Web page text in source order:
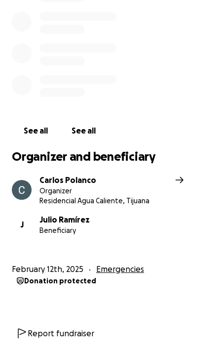
See all See all
Organizer and beneficiary
Carlos Polanco
Organizer
Residencial Agua Caliente, Tijuana
J
Julio Ramírez
Beneficiary
February 12th, 2025 Emergencies
Donation protected
Report fundraiser